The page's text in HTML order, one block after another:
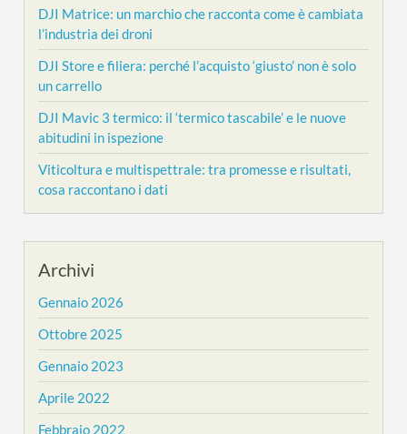
DJI Matrice: un marchio che racconta come è cambiata
l’industria dei droni
DJI Store e filiera: perché l’acquisto ‘giusto’ non è solo
un carrello
DJI Mavic 3 termico: il ‘termico tascabile’ e le nuove
abitudini in ispezione
Viticoltura e multispettrale: tra promesse e risultati,
cosa raccontano i dati
Archivi
Gennaio 2026
Ottobre 2025
Gennaio 2023
Aprile 2022
Febbraio 2022